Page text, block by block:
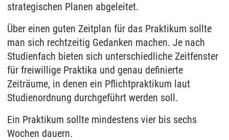
strategischen Planen abgeleitet.
Über einen guten Zeitplan für das Praktikum sollte
man sich rechtzeitig Gedanken machen. Je nach
Studienfach bieten sich unterschiedliche Zeitfenster
für freiwillige Praktika und genau definierte
Zeiträume, in denen ein Pflichtpraktikum laut
Studienordnung durchgeführt werden soll.
Ein Praktikum sollte mindestens vier bis sechs
Wochen dauern.